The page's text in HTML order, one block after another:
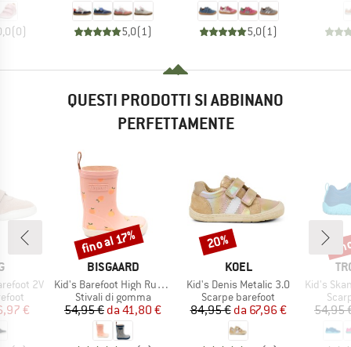
(0) 5,0( 1) 5,0( 1)
QUESTI PRODOTTI SI ABBINANO
PERFETTAMENTE
2V
ridotto
€
MARCHIO
BISGAARD
Articolo
Kid's Barefoot High Rubber
Gruppo di prodotti
Stivali di gomma
Prezzo
54,95 € Prezzo ridotto
da 41,80 €
Sconto
fino al 17%
MARCHIO
KOEL
Articolo
Kid's Denis Metalic 3.0
Gruppo di prodotti
Scarpe barefoot
Prezzo
84,95 € Prezzo ridotto
da 67,96 €
Sconto
20%
Articolo
Kid's
54,95